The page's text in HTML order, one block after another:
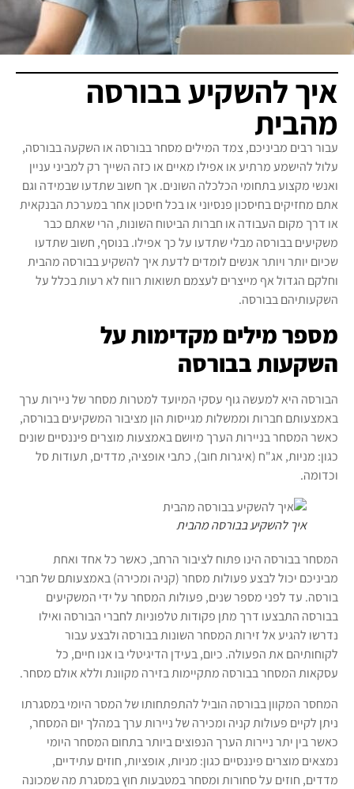
איך להשקיע בבורסה
מהבית
עבור רבים מביניכם, צמד המילים מסחר בבורסה או השקעה בבורסה,
עלול להישמע מרתיע או אפילו מאיים או כזה השייך רק למביני עניין
ואנשי מקצוע בתחומי הכלכלה השונים. אך חשוב שתדעו שבמידה וגם
אתם מחזיקים בחיסכון פנסיוני או בכל חיסכון אחר במערכת הבנקאית
או דרך מקום העבודה או חברות הביטוח השונות, הרי שאתם כבר
משקיעים בבורסה מבלי שתדעו על כך אפילו. בנוסף, חשוב שתדעו
שכיום יותר ויותר אנשים לומדים לדעת איך להשקיע בבורסה מהבית
וחלקם הגדול אף מייצרים לעצמם תשואות רווח לא רעות בכלל על
השקעותיהם בבורסה.
מספר מילים מקדימות על
השקעות בבורסה
הבורסה היא למעשה גוף עסקי המיועד למטרות מסחר של ניירות ערך
באמצעותם חברות וממשלות מגייסות הון מציבור המשקיעים בבורסה,
כאשר המסחר בניירות הערך מיושם באמצעות מוצרים פיננסיים שונים
כגון: מניות, אג"ח (איגרות חוב), כתבי אופציה, מדדים, תעודות סל
וכדומה.
איך להשקיע בבורסה מהבית
המסחר בבורסה הינו פתוח לציבור הרחב, כאשר כל אחד ואחת
מביניכם יכול לבצע פעולות מסחר (קניה ומכירה) באמצעותם של חברי
בורסה. עד לפני מספר שנים, פעולות המסחר על ידי המשקיעים
בבורסה התבצעו דרך מתן פקודות טלפוניות לחברי הבורסה ואילו
נדרשו להגיע אל זירות המסחר השונות בבורסה ולבצע עבור
לקוחותיהם את הפעולה. כיום, בעידן הדיגיטלי בו אנו חיים, כל
עסקאות המסחר בבורסה מתקיימות בזירה מקוונת וללא אולם מסחר.
המחסר המקוון בבורסה הוביל להתפתחותו של המסר היומי במסגרתו
ניתן לקיים פעולות קניה ומכירה של ניירות ערך במהלך יום המסחר,
כאשר בין יתר ניירות הערך הנפוצים ביותר בתחום המסחר היומי
נמצאים מוצרים פיננסיים כגון: מניות, אופציות, חוזים עתידיים,
מדדים, חוזים על סחורות ומסחר במטבעות חוץ במסגרת מה שמכונה